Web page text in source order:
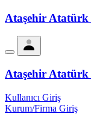
Ataşehir Atatürk
Ataşehir Atatürk
Kullanıcı Giriş
Kurum/Firma Giriş